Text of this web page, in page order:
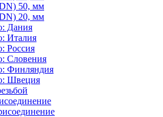
50, мм
20, мм
Дания
Италия
Россия
Словения
Финляндия
Швеция